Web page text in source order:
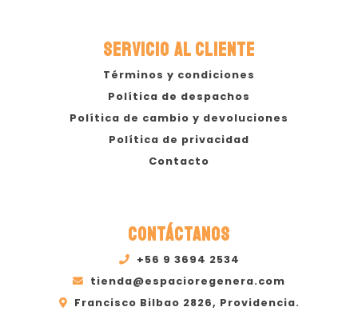
SERVICIO AL CLIENTE
Términos y condiciones
Política de despachos
Política de cambio y devoluciones
Política de privacidad
Contacto
CONTÁCTANOS
+56 9 3694 2534
tienda@espacioregenera.com
Francisco Bilbao 2826, Providencia.